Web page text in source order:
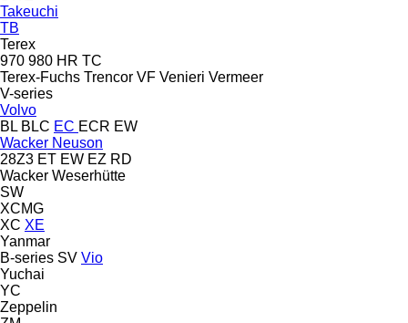
Takeuchi
TB
Terex
970 980 HR TC
Terex-Fuchs Trencor VF Venieri Vermeer
V-series
Volvo
BL BLC EC ECR EW
Wacker Neuson
28Z3 ET EW EZ RD
Wacker Weserhütte
SW
XCMG
XC XE
Yanmar
B-series SV Vio
Yuchai
YC
Zeppelin